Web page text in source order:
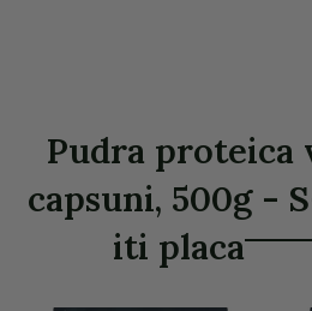
Pudra proteica
capsuni, 500g -
iti placa